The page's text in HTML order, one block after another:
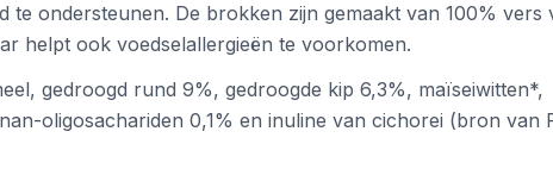
ondersteunen. De brokken zijn gemaakt van 100% vers
helpt ook voedselallergieën te voorkomen.
gedroogd rund 9%, gedroogde kip 6,3%, maïseiwitten*,
oligosachariden 0,1% en inuline van cichorei (bron van